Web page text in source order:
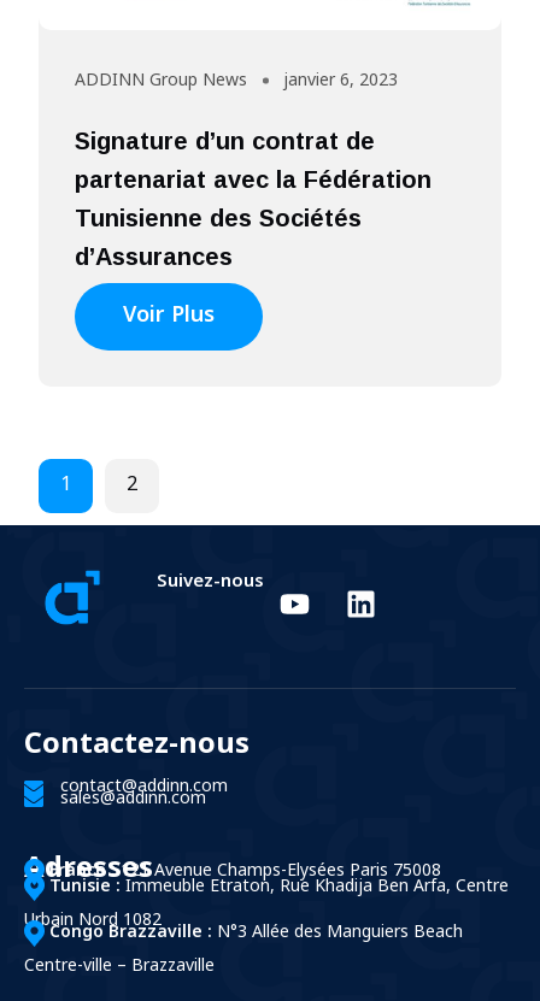
ADDINN Group News janvier 6, 2023
Signature d’un contrat de
partenariat avec la Fédération
Tunisienne des Sociétés
d’Assurances
Voir Plus
1 2
Suivez-nous
Contactez-nous
contact@addinn.com
sales@addinn.com
Adresses
France :121 Avenue Champs-Elysées Paris 75008
Tunisie : Immeuble Etraton, Rue Khadija Ben Arfa, Centre
Urbain Nord 1082
Congo Brazzaville : N°3 Allée des Manguiers Beach
Centre-ville – Brazzaville